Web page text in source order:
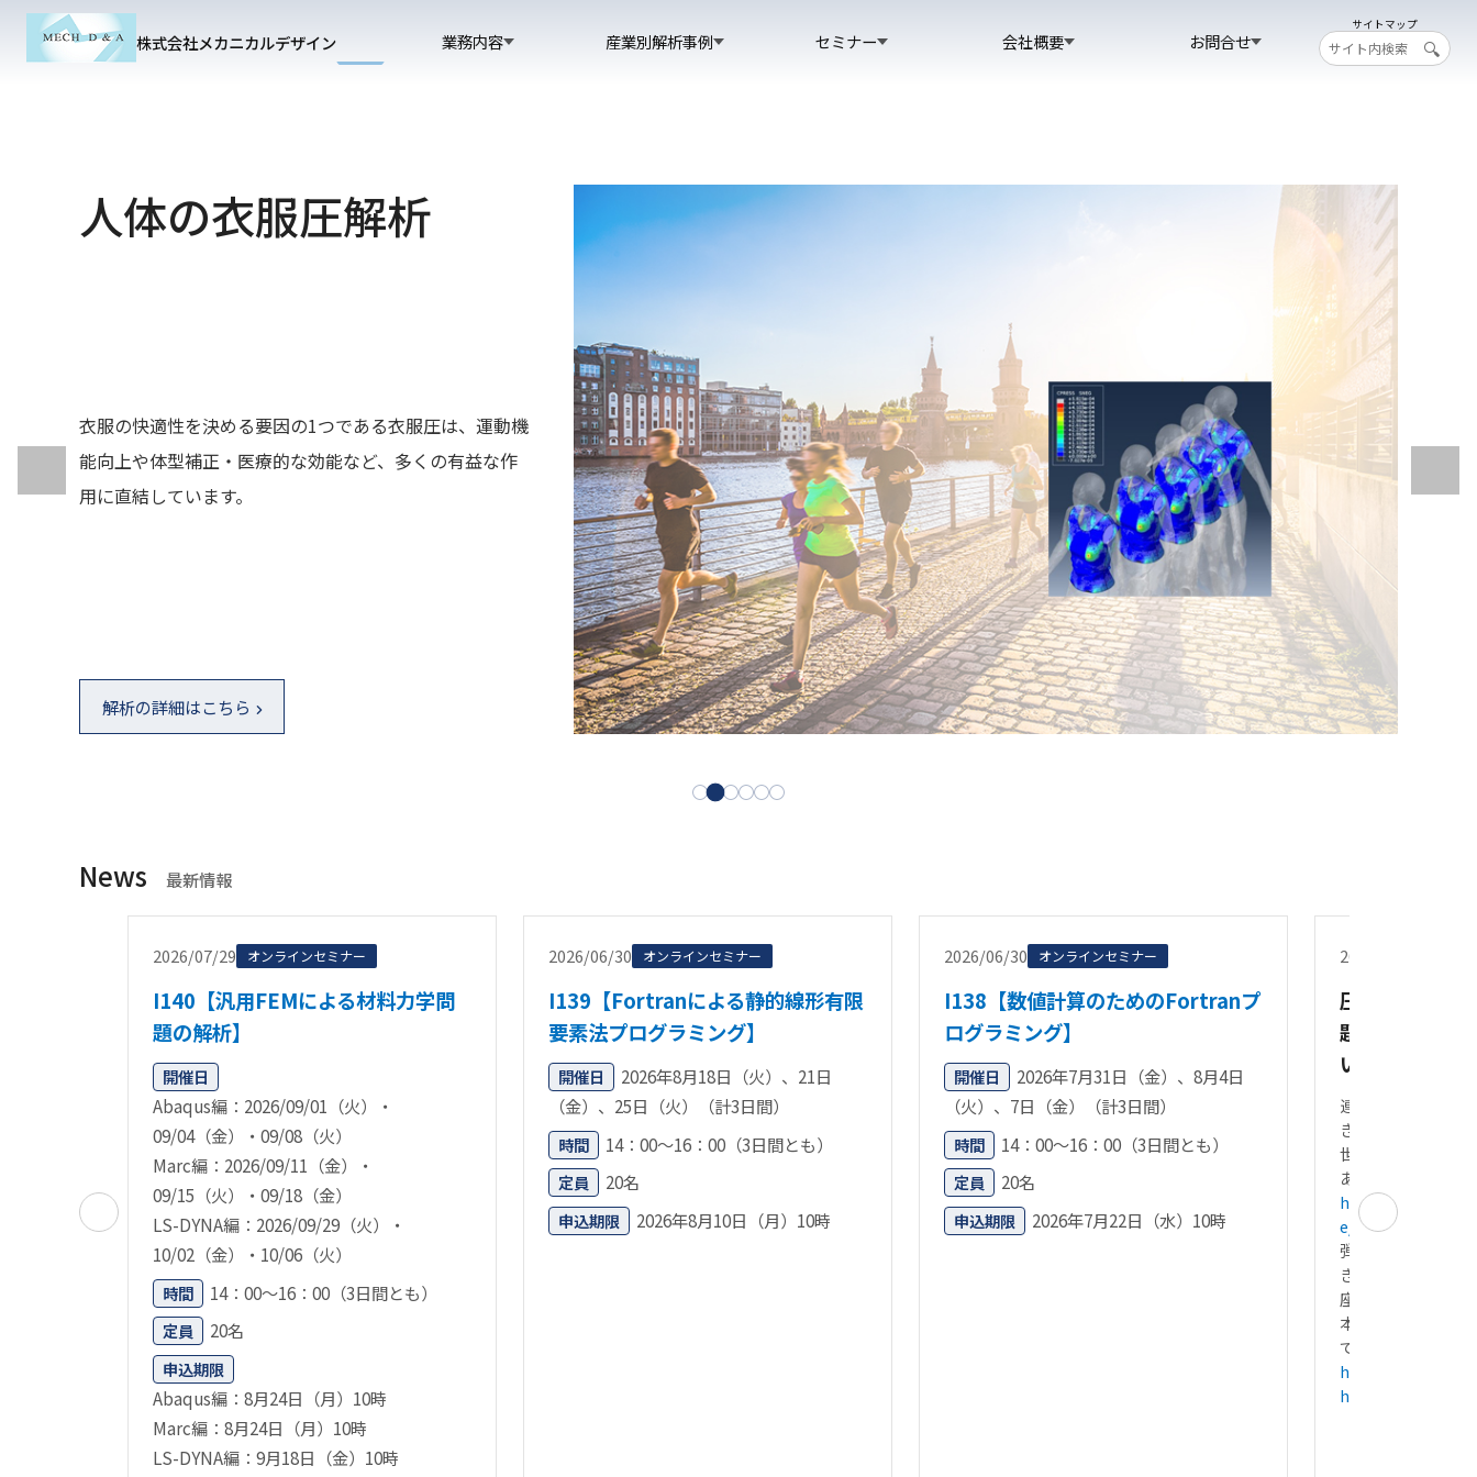
株式会社メカニカルデザイン 業務内容 産業別解析事例 セミナー 会社概要 お問合せ
サイトマップ
検
人体の衣服圧解析
衣服の快適性を決める要因の1つである衣服圧は、運動機
能向上や体型補正・医療的な効能など、多くの有益な作
用に直結しています。
解析の詳細はこちら
News 最新情報
2026/07/29 オンラインセミナー
I140【汎用FEMによる材料力学問
題の解析】
開催日
Abaqus編：2026/09/01（火）・
09/04（金）・09/08（火）
Marc編：2026/09/11（金）・
09/15（火）・09/18（金）
LS-DYNA編：2026/09/29（火）・
10/02（金）・10/06（火）
時間 14：00～16：00（3日間とも）
定員 20名
申込期限
Abaqus編：8月24日（月）10時
Marc編：8月24日（月）10時
LS-DYNA編：9月18日（金）10時
2026/06/30 オンラインセミナー
I139【Fortranによる静的線形有限
要素法プログラミング】
開催日
2026年8月18日（火）、21日
（金）、25日（火）（計3日間）
時間 14：00～16：00（3日間とも）
定員 20名
申込期限 2026年8月10日（月）10時
2026/06/30 オンラインセミナー
I138【数値計算のためのFortranプ
ログラミング】
開催日
2026年7月31日（金）、8月4日
（火）、7日（金）（計3日間）
時間 14：00～16：00（3日間とも）
定員 20名
申込期限 2026年7月22日（水）10時
2026/04/02
圧縮を受ける
題が、3月4日
いて紹介され
連続して発生する
きわめて先駆的な
世界の何だコレ!?
あの凸凹模様って
https://
e/archive/
弾性薄肉円筒では
き金にして、波数
座屈が発生します。
本放送では、コー
て、この現象が取
https://youtu.be/
https://youtu.be/